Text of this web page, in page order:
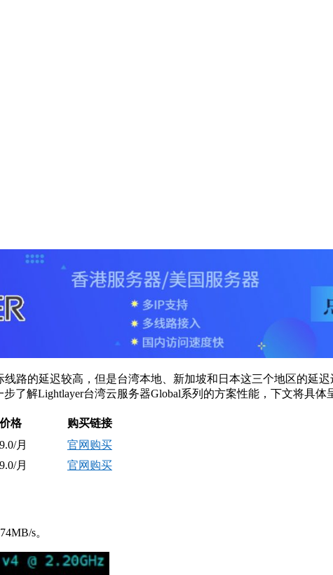
路的延迟较高，但是台湾本地、新加坡和日本这三个地区的延迟
了解Lightlayer台湾云服务器Global系列的方案性能，下文将具体
价格
购买链接
月
官网购买
月 官网购买
s。